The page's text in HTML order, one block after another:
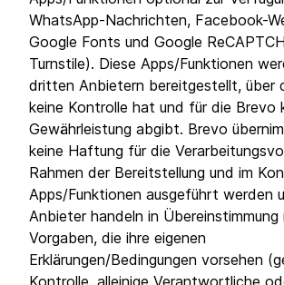
WhatsApp-Nachrichten, Facebook-
Google Fonts und Google
Turnstile). Diese Apps/Funktionen
dritten Anbietern bereitgestellt, über
keine Kontrolle hat und für die Brevo
Gewährleistung abgibt. Brevo
keine Haftung für die
Rahmen der Bereitstellung und im
Apps/Funktionen ausgeführt werden
Anbieter handeln in Übereinstimmung
Vorgaben, die ihre eigenen
Erklärungen/Bedingungen vorsehen
Kontrolle, alleinige Verantwortliche